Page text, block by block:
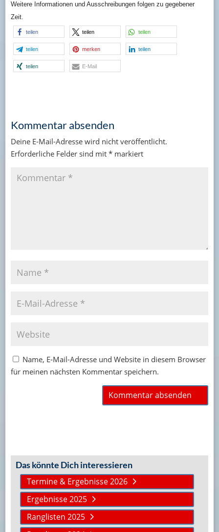
Weitere Informationen und Ausschreibungen folgen zu gegebener
Zeit.
teilen teilen teilen
teilen merken teilen
teilen E-Mail
Kommentar absenden
Deine E-Mail-Adresse wird nicht veröffentlicht.
Erforderliche Felder sind mit *markiert
Name, E-Mail-Adresse und Website in diesem Browser
für meinen nächsten Kommentar speichern.
Das könnte Dich interessieren
Termine & Ergebnisse 2026
Ergebnisse 2025
Ranglisten 2025